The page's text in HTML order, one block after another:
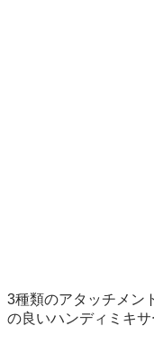
3種類のアタッチメン
の良いハンディミキサ